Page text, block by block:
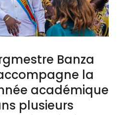
Banza
la
académique
plusieurs